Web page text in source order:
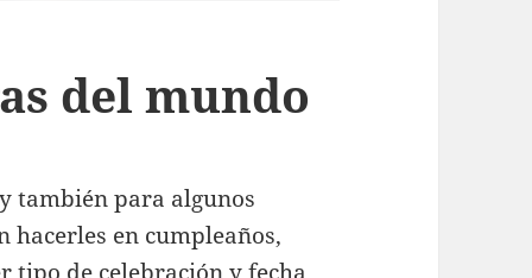
del mundo
también para algunos
en cumpleaños,